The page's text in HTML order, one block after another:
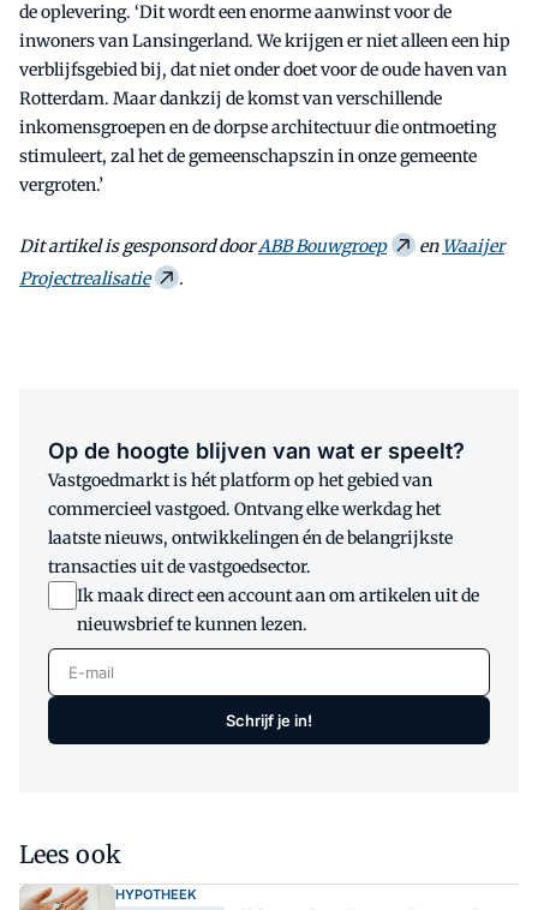
de oplevering. ‘Dit wordt een enorme aanwinst voor de
inwoners van Lansingerland. We krijgen er niet alleen een hip
verblijfsgebied bij, dat niet onder doet voor de oude haven van
Rotterdam. Maar dankzij de komst van verschillende
inkomensgroepen en de dorpse architectuur die ontmoeting
stimuleert, zal het de gemeenschapszin in onze gemeente
vergroten.’
Dit artikel is gesponsord doorABB Bouwgroep en Waaijer
Projectrealisatie
.
Op de hoogte blijven van wat er speelt?
Vastgoedmarkt is hét platform op het gebied van
commercieel vastgoed. Ontvang elke werkdag het
laatste nieuws, ontwikkelingen én de belangrijkste
transacties uit de vastgoedsector.
Ik maak direct een account aan om artikelen uit de
nieuwsbrief te kunnen lezen.
E-mail
Schrijf je in!
Lees ook
HYPOTHEEK